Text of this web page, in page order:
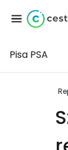
Pisa PSA
... az